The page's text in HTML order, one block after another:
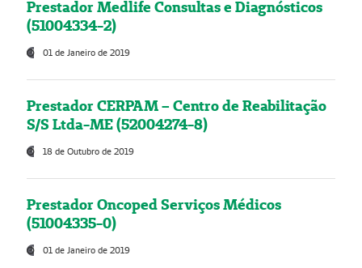
Prestador Medlife Consultas e Diagnósticos
(51004334-2)
01 de Janeiro de 2019
Prestador CERPAM – Centro de Reabilitação
S/S Ltda-ME (52004274-8)
18 de Outubro de 2019
Prestador Oncoped Serviços Médicos
(51004335-0)
01 de Janeiro de 2019